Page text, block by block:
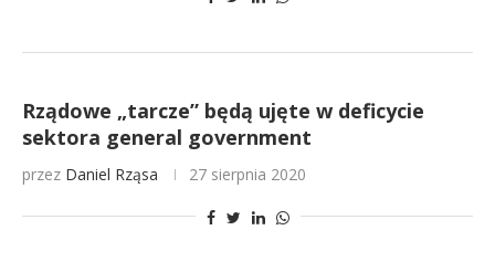
Rządowe „tarcze” będą ujęte w deficycie
sektora general government
przez Daniel Rząsa 27 sierpnia 2020